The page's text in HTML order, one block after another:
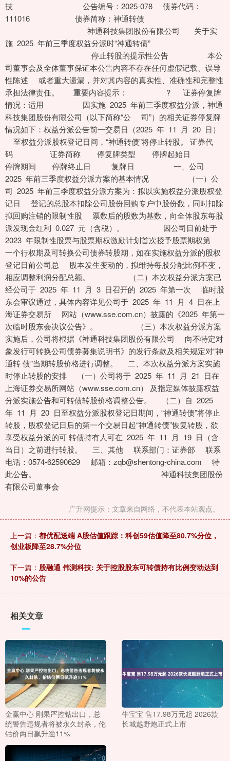
技 公告编号：2025-078 债券代码：
111016 债券简称：神通转债
神通科技集团股份有限公司 关于实
施 2025 年前三季度权益分派时“神通转债”
停止转股的提示性公告 本公
司董事会及全体董事保证本公告内容不存在任何虚假记载、误导
性陈述 或者重大遗漏，并对其内容的真实性、准确性和完整性
承担法律责任。 重要内容提示： ? 证券停复牌
情况：适用 因实施 2025 年前三季度权益分派，神通
科技集团股份有限公司（以下简称“公 司”）的相关证券停复牌
情况如下：权益分派公告前一交易日（2025 年 11 月 20 日）
至权益分派股权登记日间，“神通转债”将停止转股。 证券代
码 证券简称 停复牌类型 停牌起始日
停牌期间 停牌终止日 复牌日 一、公司
2025 年前三季度权益分派方案的基本情况 （一）公
司 2025 年前三季度权益分派方案为：拟以实施权益分派股权登
记日 登记的总股本扣除公司股份回购专户中股份数，同时扣除
拟回购注销的限制性股 票数后的股数为基数，向全体股东每股
派发现金红利 0.027 元（含税）。 因公司目前处于
2023 年限制性股票与股票期权激励计划首次授予股票期权第
一个行权期及可转换公司债券转股期，如在实施权益分派的股权
登记日前公司总 股本发生变动的，拟维持每股分配比例不变，
相应调整利润分配总额。 （二）本次权益分派方案已
经公司于 2025 年 11 月 3 日召开的 2025 年第一次 临时股
东会审议通过，具体内容详见公司于 2025 年 11 月 4 日在上
海证券交易所 网站（www.sse.com.cn）披露的《2025 年第一
次临时股东会决议公告》。 （三）本次权益分派方案
实施后，公司将根据《神通科技集团股份有限公司 向不特定对
象发行可转换公司债券募集说明书》的发行条款及相关规定对“神
通转 债”当期转股价格进行调整。 二、本次权益分派方案实施
时停止转股的安排 （一）公司将于 2025 年 11 月 21 日在
上海证券交易所网站（www.sse.com.cn） 及指定媒体披露权益
分派实施公告和可转债转股价格调整公告。 （二）自 2025
年 11 月 20 日至权益分派股权登记日期间，“神通转债”将停止
转股，股权登记日后的第一个交易日起“神通转债”恢复转股，欲
享受权益分派的可 转债持有人可在 2025 年 11 月 19 日（含
当日）之前进行转股。 三、其他 联系部门：证券部 联系
电话：0574-62590629 邮箱：zqb@shentong-china.com 特
此公告。 神通科技集团股份
有限公司董事会
广升网提示：文章来自网络，不代表本站观点。
上一篇： 都优配送端 A股估值跟踪：科创59估值降至80.7%分位，
创业板降至28.7%分位
下一篇： 股融通 伟测科技: 关于控股股东可转债持有比例变动达到
10%的公告
相关文章
金赢中心 刚果严控钴出口，总
统警告违规者将被永久封杀，伦
钴价两日飙升逾11%
牛宝宝 售17.98万元起 2026款
长城越野炮正式上市